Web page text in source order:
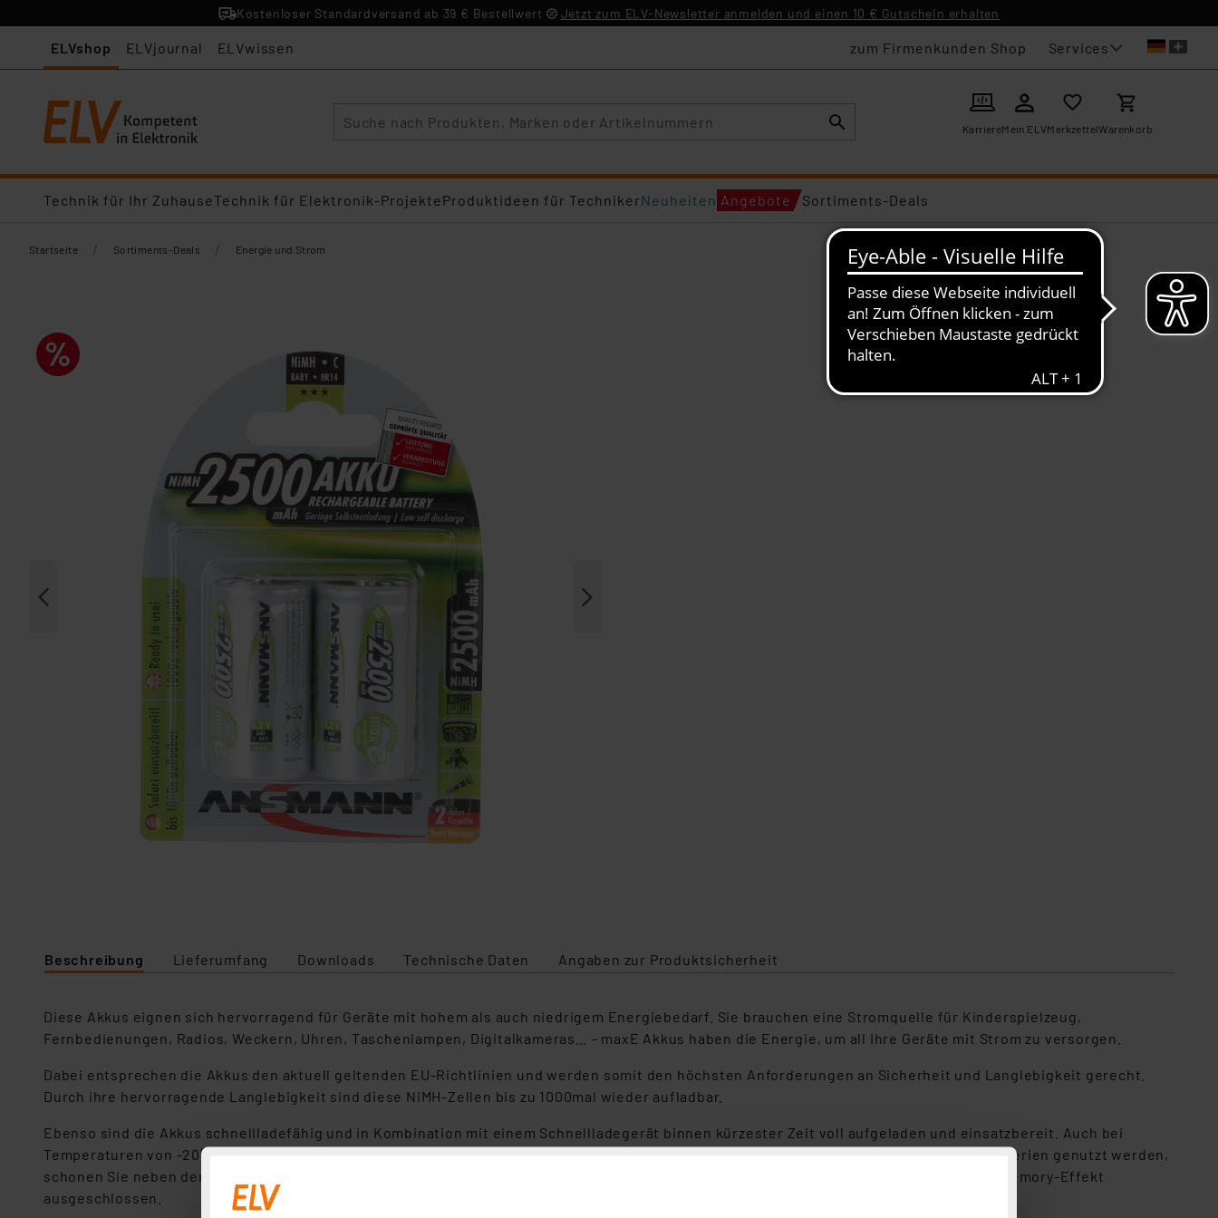
Kostenloser Standardversand ab 39 € Bestellwert Jetzt zum ELV-Newsletter anmelden und einen 10 € Gutschein erhalten
ELVshop ELVjournal ELVwissen zum Firmenkunden Shop Services
KarriereMein ELVMerkzettelWarenkorb
Technik für Ihr ZuhauseTechnik für Elektronik-ProjekteProduktideen für TechnikerNeuheiten Angebote Sortiments-Deals
Startseite / Sortiments-Deals / Energie und Strom​
Beschreibung Lieferumfang Downloads Technische Daten Angaben zur Produktsicherheit
Diese Akkus eignen sich hervorragend für Geräte mit hohem als auch niedrigem Energiebedarf. Sie brauchen eine Stromquelle für Kinderspielzeug,
Fernbedienungen, Radios, Weckern, Uhren, Taschenlampen, Digitalkameras… - maxE Akkus haben die Energie, um all Ihre Geräte mit Strom zu versorgen.
Dabei entsprechen die Akkus den aktuell geltenden EU-Richtlinien und werden somit den höchsten Anforderungen an Sicherheit und Langlebigkeit gerecht.
Durch ihre hervorragende Langlebigkeit sind diese NiMH-Zellen bis zu 1000mal wieder aufladbar.
Ebenso sind die Akkus schnellladefähig und in Kombination mit einem Schnellladegerät binnen kürzester Zeit voll aufgeladen und einsatzbereit. Auch bei
Temperaturen von -20°C bis zu +50°C sind die Akkus nutzbar. Da die NiMH-Akkus grundsätzlich überall dort einsetzbar sind wo Einwegbatterien genutzt werden,
schonen Sie neben der Umwelt zusätzlich den Geldbeutel. Dank neuster Akkutechnologie ist selbst nach mehrmaligem Teilaufladen der Memory-Effekt
ausgeschlossen.